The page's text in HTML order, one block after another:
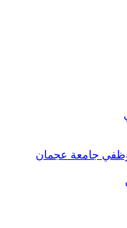
جامعة عجمان